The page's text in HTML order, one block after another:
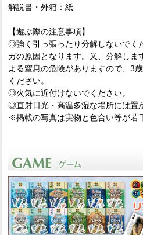
解説書・外箱：紙
【遊ぶ際の注意事項】
◎強く引っ張ったり分解しないでく
ガの原因となります。又、分解しま
よる窒息の危険がありますので、3
ください。
◎火気に近付けないでください。
◎直射日光・高温多湿な場所には置
※掲載の写真は実物と色合い等が若